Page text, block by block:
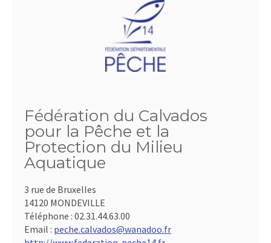
Fédération du Calvados
pour la Pêche et la
Protection du Milieu
Aquatique
3 rue de Bruxelles
14120 MONDEVILLE
Téléphone : 02.31.44.63.00
Email : peche.calvados@wanadoo.fr